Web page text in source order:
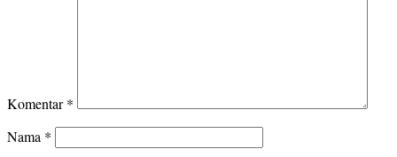
Komentar*
Nama *